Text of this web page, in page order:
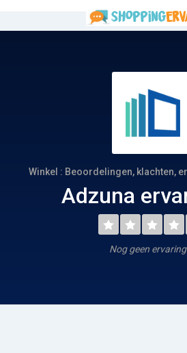
Winkel : Beoordelingen, klachten,
Adzuna
Nog geen